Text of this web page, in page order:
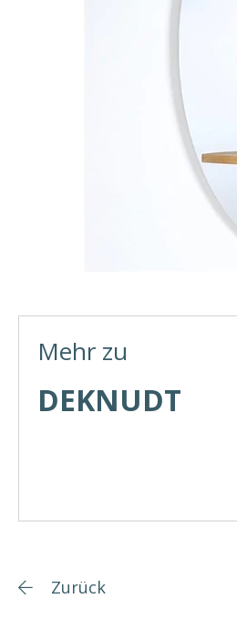
Mehr zu
DEKNUDT
Zurück